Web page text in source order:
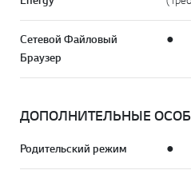
Сетевой Файловый
Браузер
●
ДОПОЛНИТЕЛЬНЫЕ
Родительский режим ●